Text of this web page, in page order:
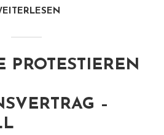
PROTESTIEREN
–